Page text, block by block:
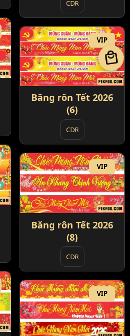
CDR
VIP
Băng rôn Tết 2026
(6)
CDR
VIP
Băng rôn Tết 2026
(8)
CDR
VIP
local_mall